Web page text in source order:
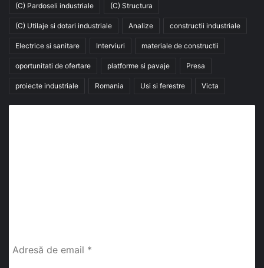
(C) Pardoseli industriale (C) Structura
(C) Utilaje si dotari industriale Analize constructii industriale
Electrice si sanitare Interviuri materiale de constructii
oportunitati de ofertare platforme si pavaje Presa
proiecte industriale Romania Usi si ferestre Victa